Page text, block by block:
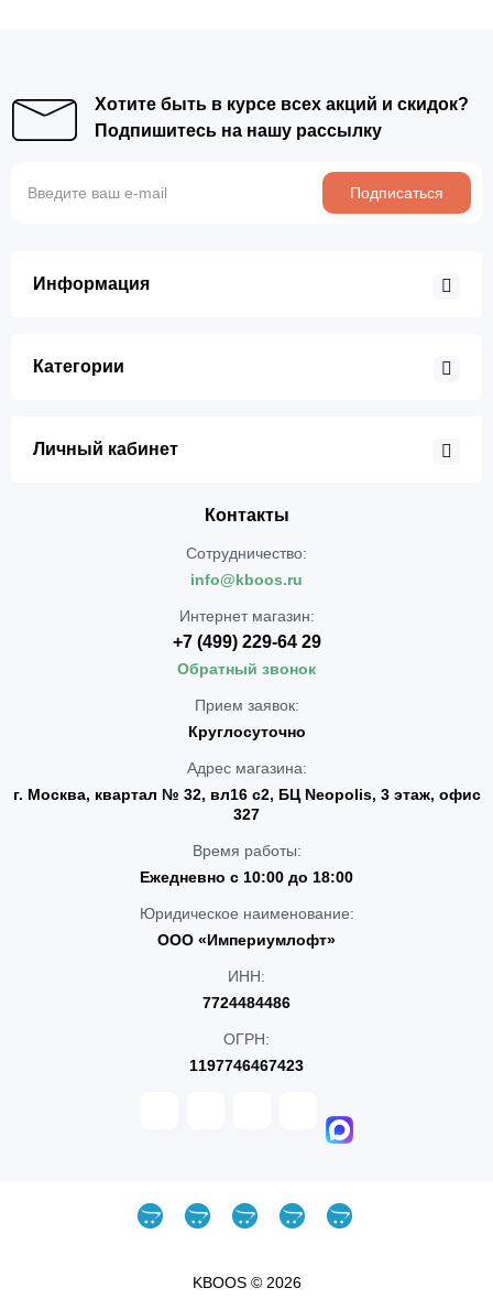
Хотите быть в курсе всех акций и скидок?
Подпишитесь на нашу рассылку
Подписаться
Информация
Категории
Личный кабинет
Контакты
Сотрудничество:
info@kboos.ru
Интернет магазин:
+7 (499) 229-64 29
Обратный звонок
Прием заявок:
Круглосуточно
Адрес магазина:
г. Москва, квартал № 32, вл16 с2, БЦ Neopolis, 3 этаж, офис
327
Время работы:
Ежедневно с 10:00 до 18:00
Юридическое наименование:
ООО «Империумлофт»
ИНН:
7724484486
ОГРН:
1197746467423
KBOOS © 2026